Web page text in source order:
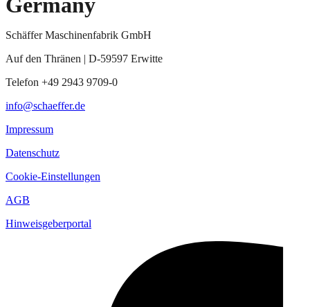
Schäffer Maschinenfabrik GmbH
Auf den Thränen | D-59597 Erwitte
Telefon +49 2943 9709-0
info@schaeffer.de
Impressum
Datenschutz
Cookie-Einstellungen
AGB
Hinweisgeberportal